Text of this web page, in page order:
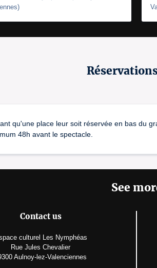
)
qu'une place leur soit réservée en bas du
48h avant le spectacle.
See
Contact us
culturel Les Nymphéas
Rue Jules Chevalier
Aulnoy-lez-Valenciennes